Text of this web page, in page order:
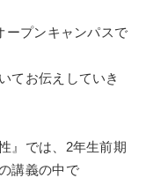
ープンキャンパスで
てお伝えしていき
』では、2年生前期
講義の中で